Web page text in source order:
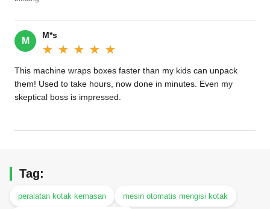
M
M*s
★★★★★
★★★★★
This machine wraps boxes faster than my kids can unpack
them! Used to take hours, now done in minutes. Even my
skeptical boss is impressed.
Tag:
peralatan kotak kemasan mesin otomatis mengisi kotak